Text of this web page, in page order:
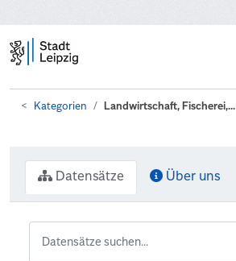
Kategorien Landwirtschaft, Fischerei,...
Datensätze Über uns